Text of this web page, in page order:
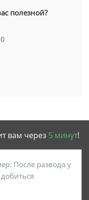
полезной?
0
вам через 5 минут!